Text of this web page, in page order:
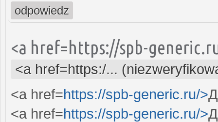
odpowiedz
<a href=https://spb-
<a href=https:/...
<a href=https://spb-generic.ru/>
<a href=https://spb-generic.ru/>